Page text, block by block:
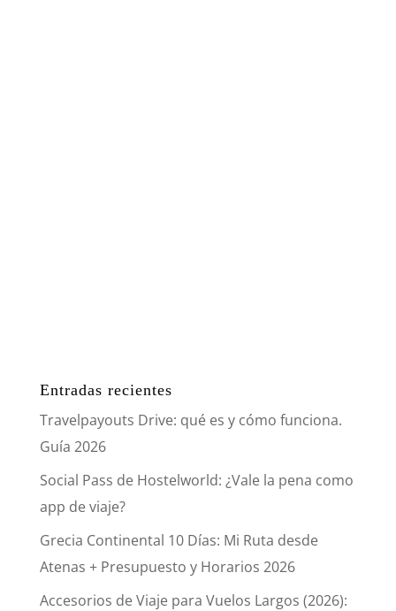
Entradas recientes
Travelpayouts Drive: qué es y cómo funciona.
Guía 2026
Social Pass de Hostelworld: ¿Vale la pena como
app de viaje?
Grecia Continental 10 Días: Mi Ruta desde
Atenas + Presupuesto y Horarios 2026
Accesorios de Viaje para Vuelos Largos (2026):